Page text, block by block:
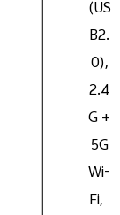
(US
B2.
0),
2.4
G +
5G
Wi-
Fi,